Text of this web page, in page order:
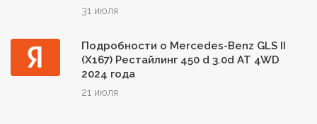
31 июля
Подробности о Mercedes-Benz GLS II
(X167) Рестайлинг 450 d 3.0d AT 4WD
2024 года
21 июля